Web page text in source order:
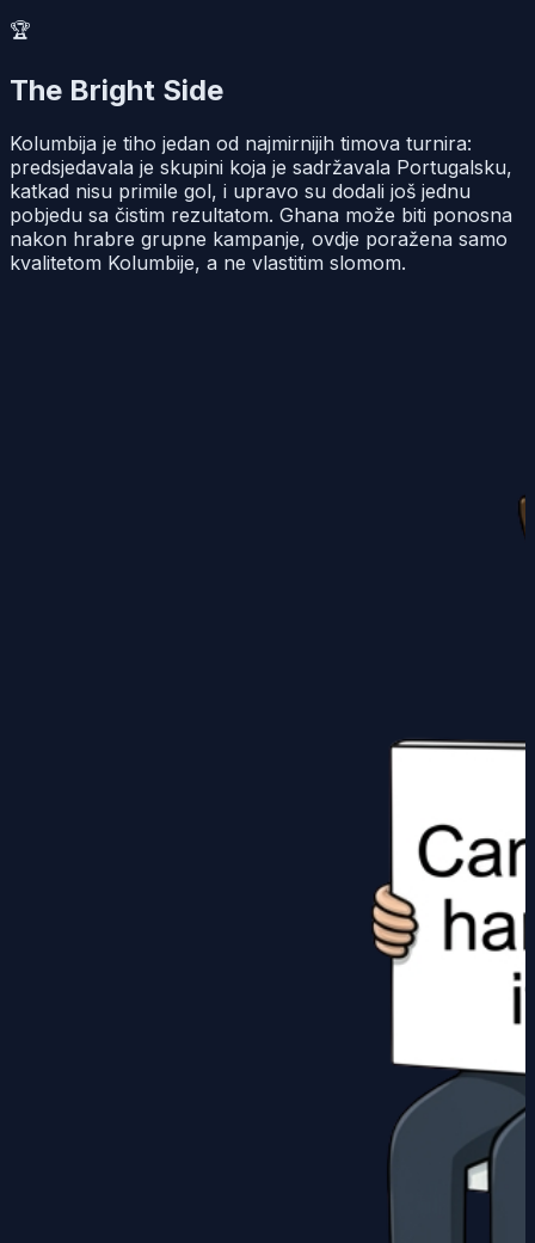
🏆
The Bright Side
Kolumbija je tiho jedan od najmirnijih timova turnira:
predsjedavala je skupini koja je sadržavala Portugalsku,
katkad nisu primile gol, i upravo su dodali još jednu
pobjedu sa čistim rezultatom. Ghana može biti ponosna
nakon hrabre grupne kampanje, ovdje poražena samo
kvalitetom Kolumbije, a ne vlastitim slomom.